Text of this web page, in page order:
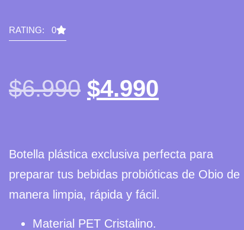
RATING: 0
$6.990 $4.990
Botella plástica exclusiva perfecta para
preparar tus bebidas probióticas de Obio de
manera limpia, rápida y fácil.
Material PET Cristalino.